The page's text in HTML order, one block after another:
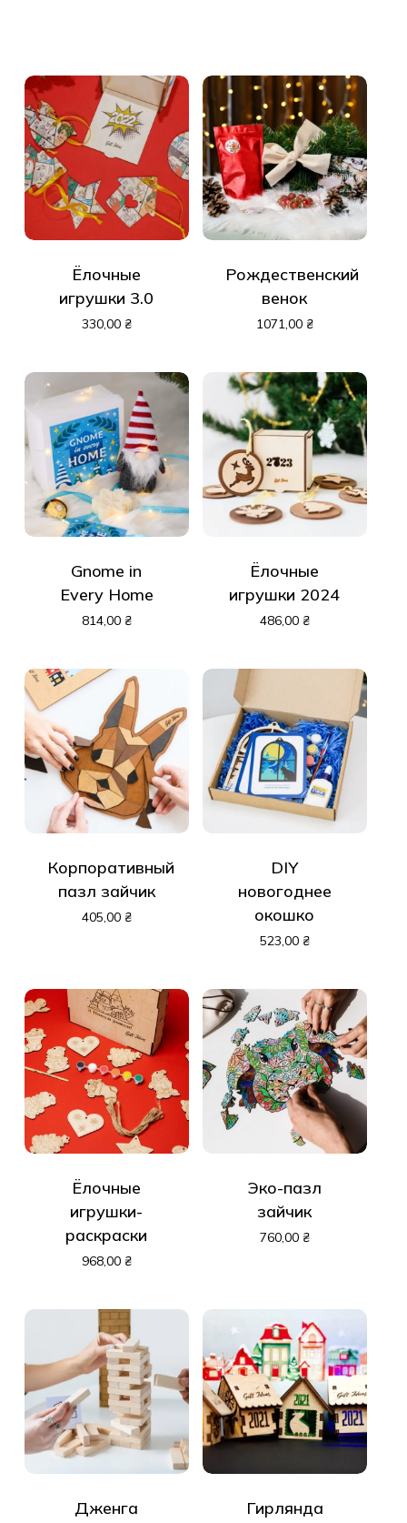
Ёлочные
игрушки 3.0
330,00 ₴
Рождественский
венок
1071,00 ₴
Gnome in
Every Home
814,00 ₴
Ёлочные
игрушки 2024
486,00 ₴
Корпоративный
пазл зайчик
405,00 ₴
DIY
новогоднее
окошко
523,00 ₴
Ёлочные
игрушки-
раскраски
968,00 ₴
Эко-пазл
зайчик
760,00 ₴
Дженга
Гирлянда